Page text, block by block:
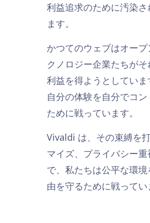
利益追求のために汚染
ます。
かつてのウェブはオー
クノロジー企業たちが
利益を得ようとしていま
自分の体験を自分でコ
ために戦っています。
Vivaldi は、その束縛を
マイズ、プライバシー
で、私たちは公平な環
由を守るために戦ってい